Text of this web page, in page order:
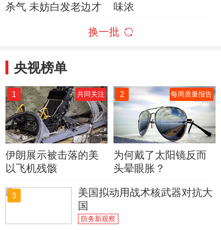
杀气 未妨白发老边才
味浓
换一批
央视榜单
1 共同关注
伊朗展示被击落的美
以飞机残骸
2 每周质量报告
为何戴了太阳镜反而
头晕眼胀？
3
美国拟动用战术核武器对抗大
国
防务新观察